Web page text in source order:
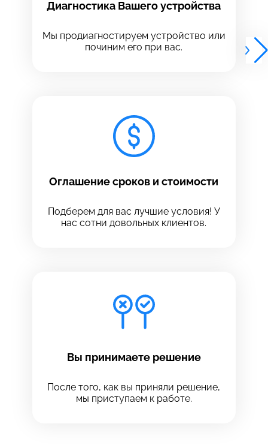
Диагностика Вашего устройства
Мы продиагностируем устройство или
починим его при вас.
Оглашение сроков и стоимости
Подберем для вас лучшие условия! У
нас сотни довольных клиентов.
Вы принимаете решение
После того, как вы приняли решение,
мы приступаем к работе.
Выберите адрес сервиса, в который хотите
Выберите адрес сервиса, в который хотите